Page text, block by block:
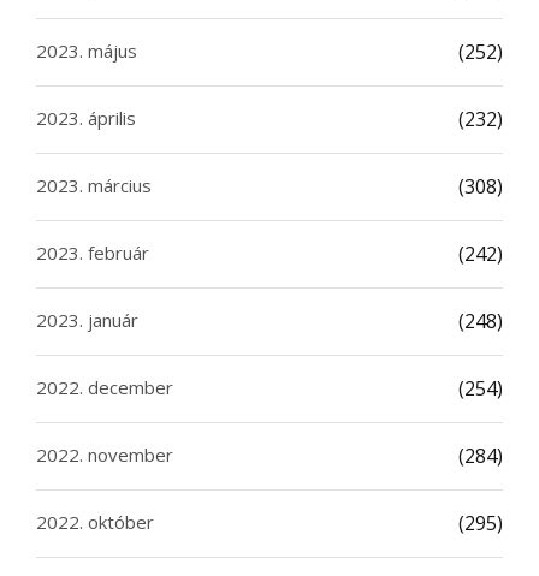
2023. május (252)
2023. április (232)
2023. március (308)
2023. február (242)
2023. január (248)
2022. december (254)
2022. november (284)
2022. október (295)